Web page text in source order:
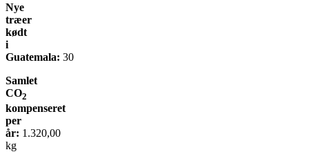
Nye
træer
kødt
i
Guatemala: 30
Samlet
CO2
kompenseret
per
år: 1.320,00
kg